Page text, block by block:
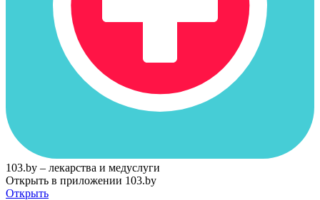
103.by – лекарства и медуслуги
Открыть в приложении 103.by
Открыть